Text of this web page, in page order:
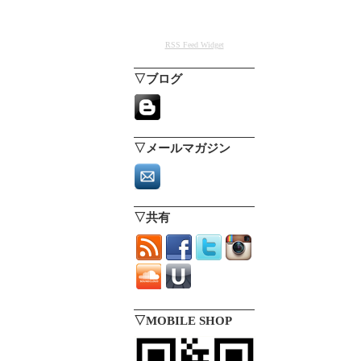
RSS Feed Widget
▽ブログ
▽メールマガジン
▽共有
▽MOBILE SHOP